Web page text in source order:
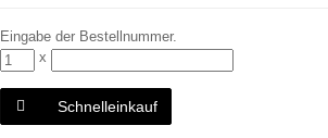
Eingabe der Bestellnummer.
x
Schnelleinkauf